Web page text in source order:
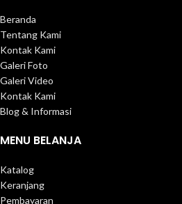
Beranda
Tentang Kami
Kontak Kami
Galeri Foto
Galeri Video
Kontak Kami
Blog & Informasi
MENU BELANJA
Katalog
Keranjang
Pembayaran